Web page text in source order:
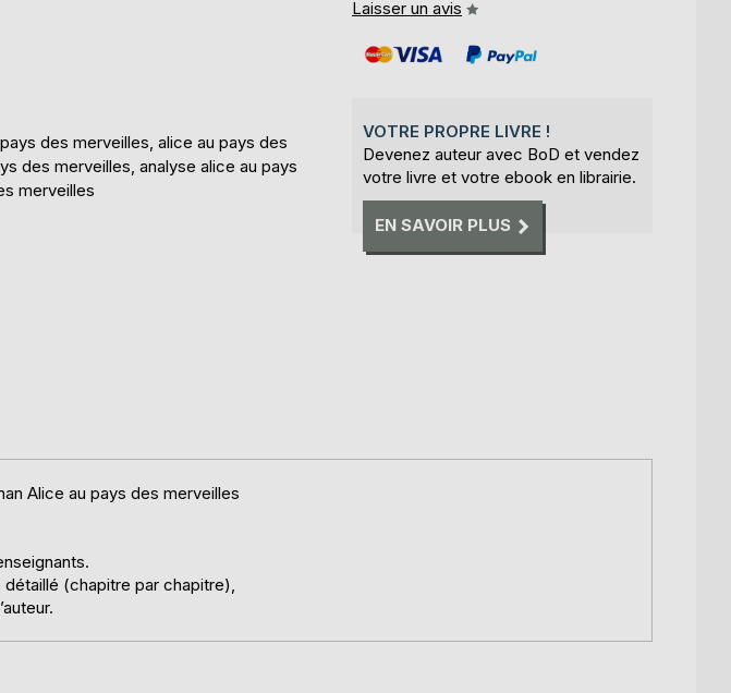
des merveilles, alice au pays des
des merveilles, analyse alice au pays
merveilles
Laisser un avis
VOTRE PROPRE LIVRE !
Devenez auteur avec BoD et vendez
votre livre et votre ebook en librairie.
EN SAVOIR PLUS
Alice au pays des merveilles
(chapitre par chapitre),